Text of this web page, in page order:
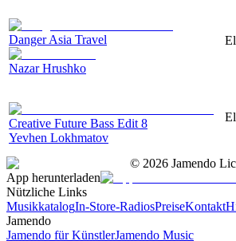
Danger Asia Travel
Nazar Hrushko
Creative Future Bass Edit 8
Yevhen Lokhmatov
© 2026 Jamendo
App herunterladen
Nützliche Links
MusikkatalogIn-Store-RadiosPreiseKontakt
Jamendo
Jamendo für KünstlerJamendo Music